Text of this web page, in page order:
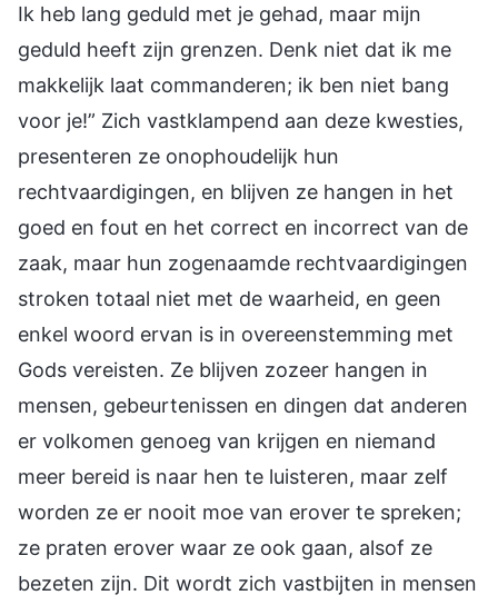
Ik heb lang geduld met je gehad, maar mijn
geduld heeft zijn grenzen. Denk niet dat ik me
makkelijk laat commanderen; ik ben niet bang
voor je!” Zich vastklampend aan deze kwesties,
presenteren ze onophoudelijk hun
rechtvaardigingen, en blijven ze hangen in het
goed en fout en het correct en incorrect van de
zaak, maar hun zogenaamde rechtvaardigingen
stroken totaal niet met de waarheid, en geen
enkel woord ervan is in overeenstemming met
Gods vereisten. Ze blijven zozeer hangen in
mensen, gebeurtenissen en dingen dat anderen
er volkomen genoeg van krijgen en niemand
meer bereid is naar hen te luisteren, maar zelf
worden ze er nooit moe van erover te spreken;
ze praten erover waar ze ook gaan, alsof ze
bezeten zijn. Dit wordt zich vastbijten in mensen